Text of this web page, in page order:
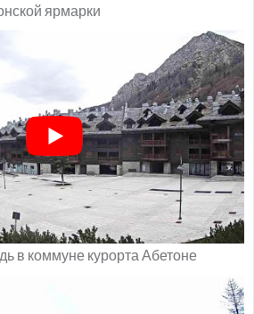
ярмарки
в коммуне курорта Абетоне